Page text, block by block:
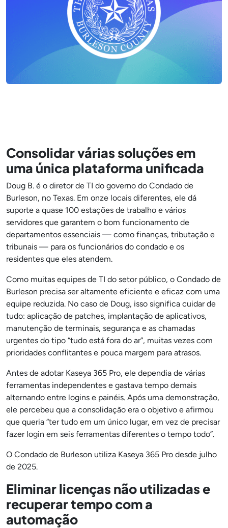
Consolidar várias soluções em
uma única plataforma unificada
Doug B. é o diretor de TI do governo do Condado de
Burleson, no Texas. Em onze locais diferentes, ele dá
suporte a quase 100 estações de trabalho e vários
servidores que garantem o bom funcionamento de
departamentos essenciais — como finanças, tributação e
tribunais — para os funcionários do condado e os
residentes que eles atendem.
Como muitas equipes de TI do setor público, o Condado de
Burleson precisa ser altamente eficiente e eficaz com uma
equipe reduzida. No caso de Doug, isso significa cuidar de
tudo: aplicação de patches, implantação de aplicativos,
manutenção de terminais, segurança e as chamadas
urgentes do tipo “tudo está fora do ar”, muitas vezes com
prioridades conflitantes e pouca margem para atrasos.
Antes de adotar Kaseya 365 Pro, ele dependia de várias
ferramentas independentes e gastava tempo demais
alternando entre logins e painéis. Após uma demonstração,
ele percebeu que a consolidação era o objetivo e afirmou
que queria “ter tudo em um único lugar, em vez de precisar
fazer login em seis ferramentas diferentes o tempo todo”.
O Condado de Burleson utiliza Kaseya 365 Pro desde julho
de 2025.
Eliminar licenças não utilizadas e
recuperar tempo com a
automação